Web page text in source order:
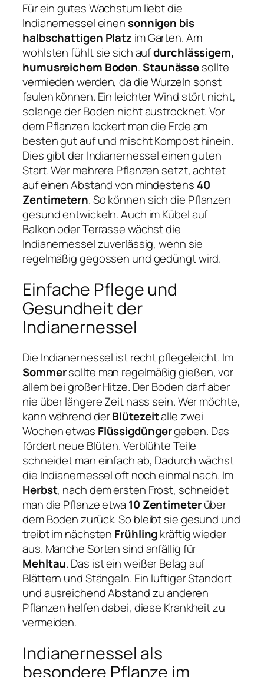
Für ein gutes Wachstum liebt die
Indianernessel einensonnigen bis
halbschattigen Platz im Garten. Am
wohlsten fühlt sie sich aufdurchlässigem,
humusreichem Boden.Staunässesollte
vermieden werden, da die Wurzeln sonst
faulen können. Ein leichter Wind stört nicht,
solange der Boden nicht austrocknet. Vor
dem Pflanzen lockert man die Erde am
besten gut auf und mischt Kompost hinein.
Dies gibt der Indianernessel einen guten
Start. Wer mehrere Pflanzen setzt, achtet
auf einen Abstand von mindestens 40
Zentimetern. So können sich die Pflanzen
gesund entwickeln. Auch im Kübel auf
Balkon oder Terrasse wächst die
Indianernessel zuverlässig, wenn sie
regelmäßig gegossen und gedüngt wird.
Einfache Pflege und
Gesundheit der
Indianernessel
Die Indianernessel ist recht pflegeleicht. Im
Sommersollte man regelmäßig gießen, vor
allem bei großer Hitze. Der Boden darf aber
nie über längere Zeit nass sein. Wer möchte,
kann während derBlütezeitalle zwei
Wochen etwas Flüssigdüngergeben. Das
fördert neue Blüten. Verblühte Teile
schneidet man einfach ab, Dadurch wächst
die Indianernessel oft noch einmal nach. Im
Herbst, nach dem ersten Frost, schneidet
man die Pflanze etwa 10 Zentimeterüber
dem Boden zurück. So bleibt sie gesund und
treibt im nächsten Frühling kräftig wieder
aus. Manche Sorten sind anfällig für
Mehltau. Das ist ein weißer Belag auf
Blättern und Stängeln. Ein luftiger Standort
und ausreichend Abstand zu anderen
Pflanzen helfen dabei, diese Krankheit zu
vermeiden.
Indianernessel als
besondere Pflanze im